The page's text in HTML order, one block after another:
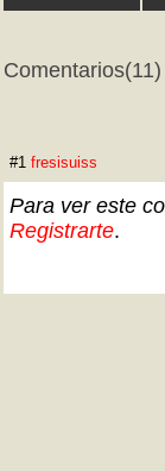
Comentarios(11)
#1 fresisuiss
Para ver este
Registrarte.